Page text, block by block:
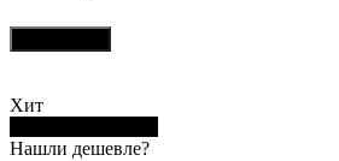
Хит
Нашли дешевле?